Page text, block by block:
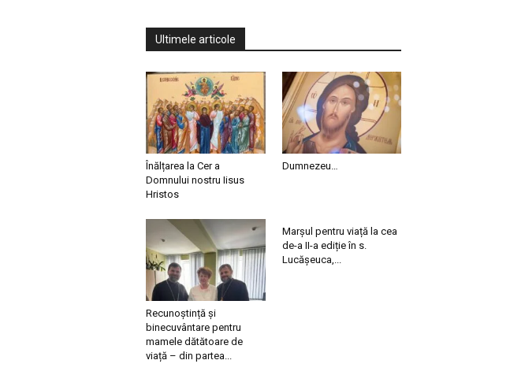
Ultimele articole
Înălțarea la Cer a
Domnului nostru Iisus
Hristos
Dumnezeu…
Recunoștință și
binecuvântare pentru
mamele dătătoare de
viață – din partea...
Marșul pentru viață la cea
de-a II-a ediție în s.
Lucășeuca,...